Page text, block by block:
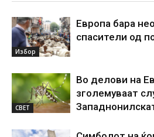
Избор
Европа бара
спасители од
СВЕТ
Во делови на
зголемуваат